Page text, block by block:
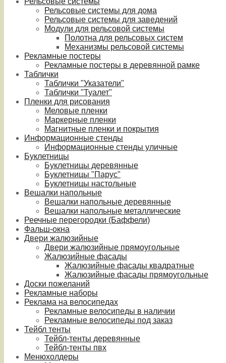
Рельсовые системы для дома
Рельсовые системы для заведений
Модули для рельсовой системы
Полотна для рельсовых систем
Механизмы рельсовой системы
Рекламные постеры
Рекламные постеры в деревянной рамке
Таблички
Таблички "Указатели"
Таблички "Туалет"
Пленки для рисования
Меловые пленки
Маркерные пленки
Магнитные пленки и покрытия
Информационные стенды
Информационные стенды уличные
Буклетницы
Буклетницы деревянные
Буклетницы "Парус"
Буклетницы настольные
Вешалки напольные
Вешалки напольные деревянные
Вешалки напольные металлические
Реечные перегородки (Баффели)
Фальш-окна
Двери жалюзийные
Двери жалюзийные прямоугольные
Жалюзийные фасады
Жалюзийные фасады квадратные
Жалюзийные фасады прямоугольные
Доски пожеланий
Рекламные наборы
Реклама на велосипедах
Рекламные велосипеды в наличии
Рекламные велосипеды под заказ
Тейбл тенты
Тейбл-тенты деревянные
Тейбл-тенты пвх
Менюхолдеры